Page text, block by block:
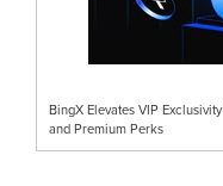
BingX Elevates VIP
and Premium Perks